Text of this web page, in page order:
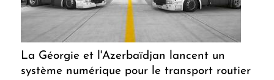
La Géorgie et l'Azerbaïdjan lancent un
système numérique pour le transport routier